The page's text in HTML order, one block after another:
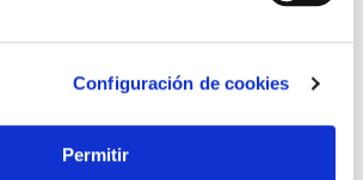
Configuración de cookies
Permitir
PRECIO ESPECIAL
rellenable c/ruedas ø 33-50 mm
antracita import